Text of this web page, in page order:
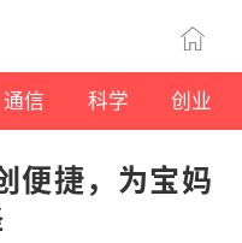
通信 科学 创业
便捷，为宝妈